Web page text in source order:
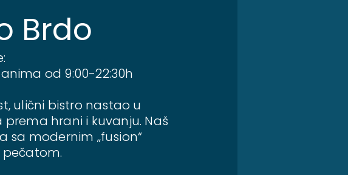
Brdo
od 9:00-22:30h
ulični bistro nastao u
hrani i kuvanju. Naš
sa modernim „fusion“